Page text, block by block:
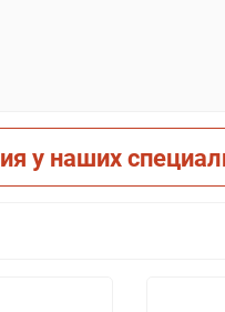
у наших